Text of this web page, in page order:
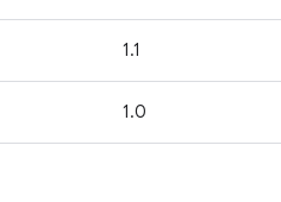
1.1
1.0